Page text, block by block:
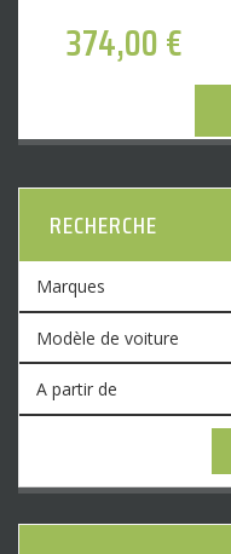
374,00€
RECHERCHE